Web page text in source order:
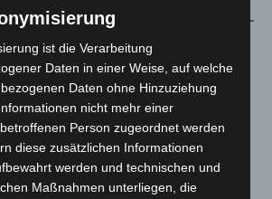
712
Ortsteile
3.252
ist die Verarbeitung
Daten in einer Weise, auf welche
Daten ohne Hinzuziehung
nicht mehr einer
Person zugeordnet werden
diese zusätzlichen Informationen
werden und technischen und
Maßnahmen unterliegen, die